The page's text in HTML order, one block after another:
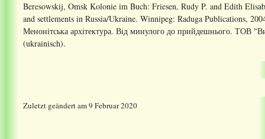
Beresowskij, Omsk Kolonie im Buch: Friesen, Rudy P. and Edith
and settlements in Russia/Ukraine. Winnipeg: Raduga Publications,
Менонiтська архiтектура. Вiд минулого до прийдешнього. ТОВ
(ukrainisch).
Zuletzt geändert am 9 Februar 2020